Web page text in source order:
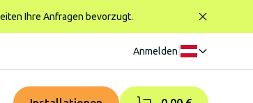
Ihre Anfragen bevorzugt.
Anmelden